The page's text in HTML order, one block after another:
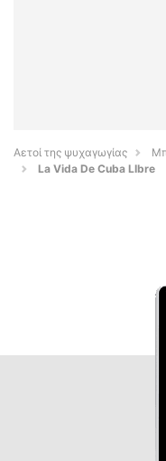
Αετοί της ψυχαγωγίας
La Vida De Cuba LIbre